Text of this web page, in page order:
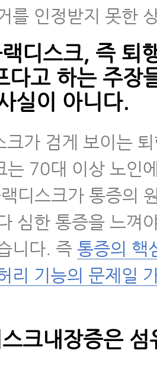
를 인정받지 못한
디스크, 즉 퇴
다고 하는 주장
실이 아니다.
크가 검게 보이는
는 70대 이상 노인
디스크가 통증의
심한 통증을 느껴
니다. 즉 통증의 핵
리 기능의 문제일
크내장증은 섬